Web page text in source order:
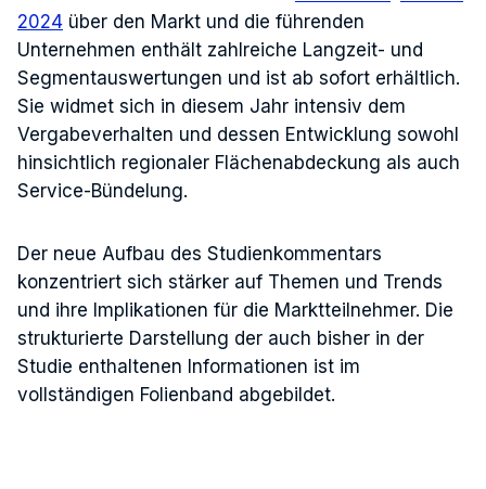
2024 über den Markt und die führenden
Unternehmen enthält zahlreiche Langzeit- und
Segmentauswertungen und ist ab sofort erhältlich.
Sie widmet sich in diesem Jahr intensiv dem
Vergabeverhalten und dessen Entwicklung sowohl
hinsichtlich regionaler Flächenabdeckung als auch
Service-Bündelung.
Der neue Aufbau des Studienkommentars
konzentriert sich stärker auf Themen und Trends
und ihre Implikationen für die Marktteilnehmer. Die
strukturierte Darstellung der auch bisher in der
Studie enthaltenen Informationen ist im
vollständigen Folienband abgebildet.